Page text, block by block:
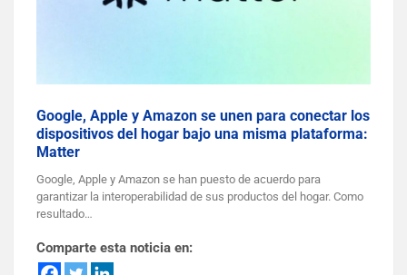
Google, Apple y Amazon se unen para conectar los
dispositivos del hogar bajo una misma plataforma:
Matter
Google, Apple y Amazon se han puesto de acuerdo para
garantizar la interoperabilidad de sus productos del hogar. Como
resultado…
Comparte esta noticia en: